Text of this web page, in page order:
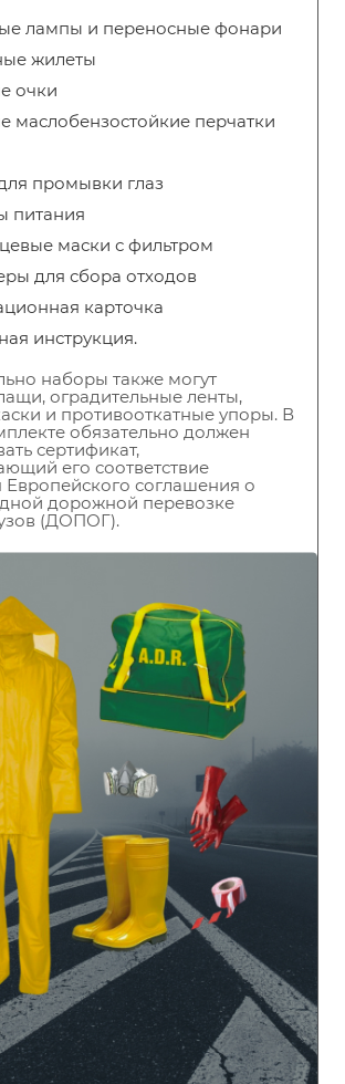
лампы и переносные фонари
жилеты
очки
маслобензостойкие перчатки
промывки глаз
питания
маски с фильтром
для сбора отходов
карточка
инструкция.
наборы также могут
оградительные ленты,
и противооткатные упоры. В
обязательно должен
сертификат,
его соответствие
Европейского соглашения о
дорожной перевозке
(ДОПОГ).